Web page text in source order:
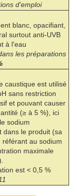
d'emploi
blanc, opacifiant,
surtout anti-UVB
à l'eau
les préparations
caustique est utilisé
sans restriction
et pouvant causer
(≥ à 5 %), ici
sodium
dans le produit (sa
au sodium
maximale
est < 0,5 %